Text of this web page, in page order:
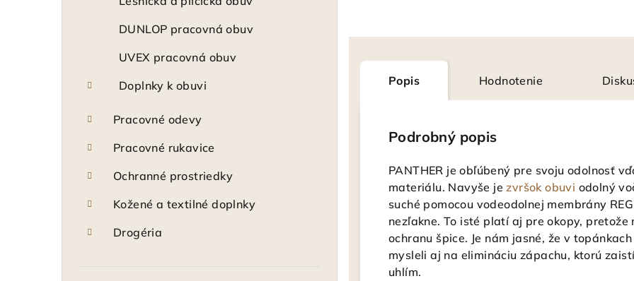
DUNLOP pracovná obuv
UVEX pracovná obuv
Doplnky k obuvi
Pracovné odevy
Pracovné rukavice
Ochranné prostriedky
Kožené a textilné doplnky
Drogéria
Popis Hodnotenie
Podrobný popis
PANTHER je obľúbený pre svoju odolnosť
materiálu. Navyše jezvršok obuvi odolný
suché pomocou vodeodolnej membrány
nezľakne. To isté platí aj pre okopy,
ochranu špice. Je nám jasné, že v
mysleli aj na elimináciu zápachu, ktorú
uhlím.